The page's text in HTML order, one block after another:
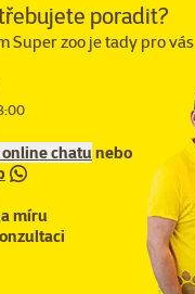
poradit?
Super zoo je tady pro vás
chatunebo
míru